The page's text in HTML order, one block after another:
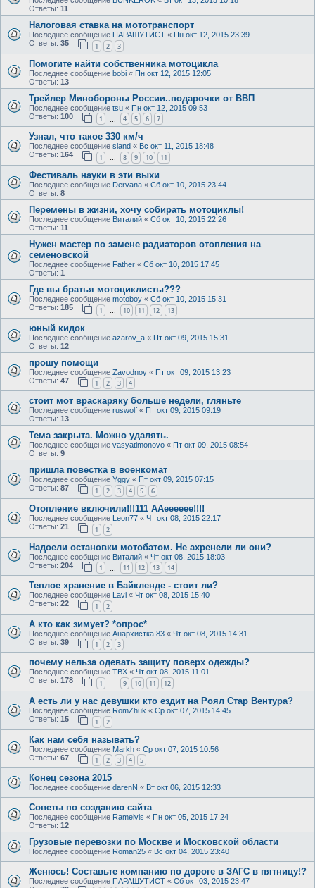
Ответы: 11
Налоговая ставка на мототранспорт
Последнее сообщение ПАРАШУТИСТ « Пн окт 12, 2015 23:39
Ответы: 35 1 2 3
Помогите найти собственника мотоцикла
Последнее сообщение bobi « Пн окт 12, 2015 12:05
Ответы: 13
Трейлер Минобороны России..подарочки от ВВП
Последнее сообщение tsu « Пн окт 12, 2015 09:53
Ответы: 100 1 4 5 6 7
Узнал, что такое 330 км/ч
Последнее сообщение sland « Вс окт 11, 2015 18:48
Ответы: 164 1 … 8 9 10 11
Фестиваль науки в эти выхи
Последнее сообщение Dervana « Сб окт 10, 2015 23:44
Ответы: 8
Перемены в жизни, хочу собирать мотоциклы!
Последнее сообщение Виталий « Сб окт 10, 2015 22:26
Ответы: 11
Нужен мастер по замене радиаторов отопления на
семеновской
Последнее сообщение Father « Сб окт 10, 2015 17:45
Ответы: 1
Где вы братья мотоциклисты???
Последнее сообщение motoboy « Сб окт 10, 2015 15:31
Ответы: 185 1 … 10 11 12 13
юный кидок
Последнее сообщение azarov_a « Пт окт 09, 2015 15:31
Ответы: 12
прошу помощи
Последнее сообщение Zavodnoy « Пт окт 09, 2015 13:23
Ответы: 47 1 2 3 4
стоит мот враскаряку больше недели, гляньте
Последнее сообщение ruswolf « Пт окт 09, 2015 09:19
Ответы: 13
Тема закрыта. Можно удалять.
Последнее сообщение vasyatimonovo « Пт окт 09, 2015 08:54
Ответы: 9
пришла повестка в военкомат
Последнее сообщение Yggy « Пт окт 09, 2015 07:15
Ответы: 87 1 2 3 4 5 6
Отопление включили!!!111 ААееееее!!!!
Последнее сообщение Leon77 « Чт окт 08, 2015 22:17
Ответы: 21 1 2
Надоели остановки мотобатом. Не ахренели ли они?
Последнее сообщение Виталий « Чт окт 08, 2015 18:03
Ответы: 204 1 11 12 13 14
Теплое хранение в Байкленде - стоит ли?
Последнее сообщение Lavi « Чт окт 08, 2015 15:40
Ответы: 22 1 2
А кто как зимует? *опрос*
Последнее сообщение Анархистка 83 « Чт окт 08, 2015 14:31
Ответы: 39 1 2 3
почему нельза одевать защиту поверх одежды?
Последнее сообщение TBX « Чт окт 08, 2015 11:01
Ответы: 178 1 9 10 11 12
А есть ли у нас девушки кто ездит на Роял Стар Вентура?
Последнее сообщение RomZhuk « Ср окт 07, 2015 14:45
Ответы: 15 1 2
Как нам себя называть?
Последнее сообщение Markh « Ср окт 07, 2015 10:56
Ответы: 67 1 2 3 4 5
Конец сезона 2015
Последнее сообщение darenN « Вт окт 06, 2015 12:33
Советы по созданию сайта
Последнее сообщение Ramelvis « Пн окт 05, 2015 17:24
Ответы: 12
Грузовые перевозки по Москве и Московской области
Последнее сообщение Roman25 « Вс окт 04, 2015 23:40
Женюсь! Составьте компанию по дороге в ЗАГС в пятницу!?
Последнее сообщение ПАРАШУТИСТ « Сб окт 03, 2015 23:47